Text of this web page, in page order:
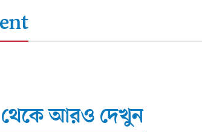
থেকে আরও দেখুন